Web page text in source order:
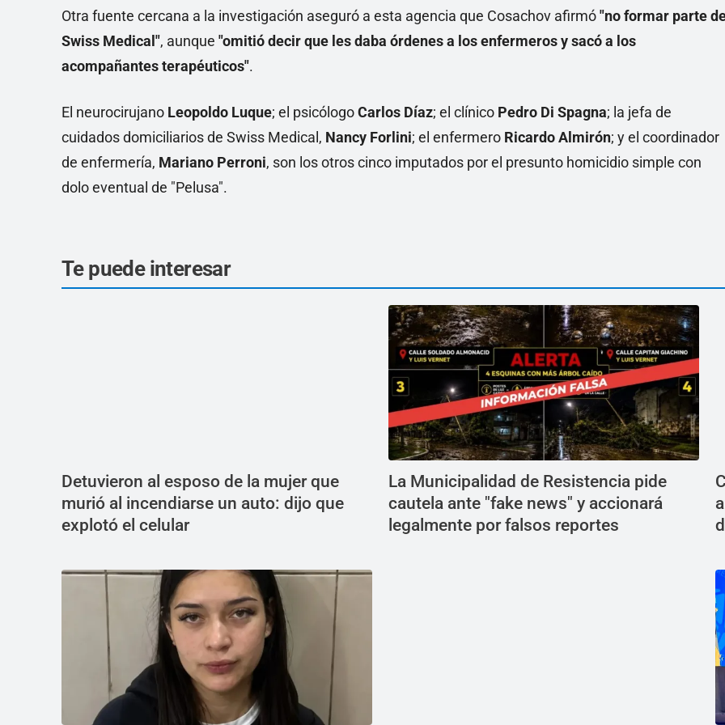
Otra fuente cercana a la investigación aseguró a esta agencia que Cosachov afirmó"no formar parte
Swiss Medical", aunque "omitió decir que les daba órdenes a los enfermeros y sacó a los
acompañantes terapéuticos".
El neurocirujano Leopoldo Luque; el psicólogoCarlos Díaz; el clínico Pedro Di Spagna; la jefa de
cuidados domiciliarios de Swiss Medical, Nancy Forlini; el enfermero Ricardo Almirón; y el coordinador
de enfermería, Mariano Perroni, son los otros cinco imputados por el presunto homicidio simple con
dolo eventual de "Pelusa".
Te puede interesar
Detuvieron al esposo de la mujer que
murió al incendiarse un auto: dijo que
explotó el celular
La Municipalidad de Resistencia pide
cautela ante "fake news" y accionará
legalmente por falsos reportes